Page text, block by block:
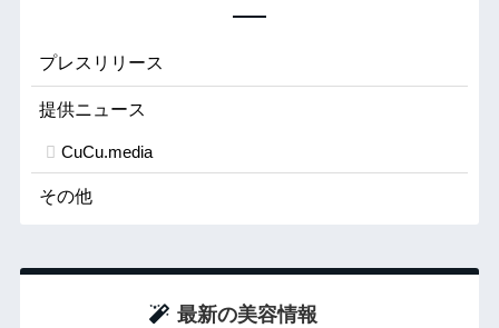
プレスリリース
提供ニュース
CuCu.media
その他
最新の美容情報